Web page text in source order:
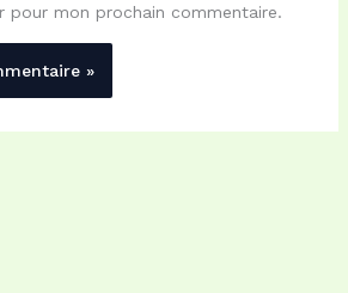
pour mon prochain commentaire.